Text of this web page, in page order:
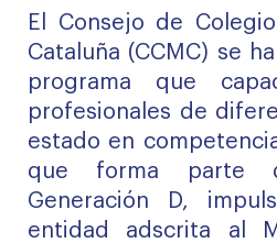
El Consejo de
Cataluña (CCMC) se
programa que
profesionales de
estado en
que forma parte
Generación D,
entidad adscrita al